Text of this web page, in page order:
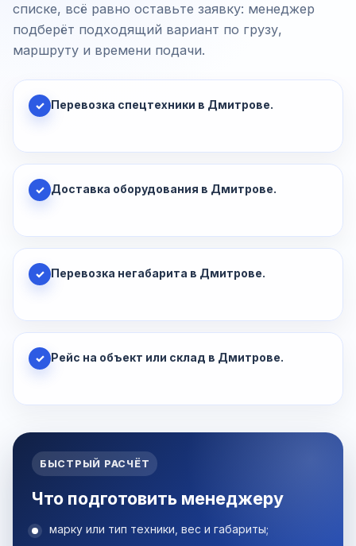
списке, всё равно оставьте заявку: менеджер
подберёт подходящий вариант по грузу,
маршруту и времени подачи.
✓ Перевозка спецтехники в Дмитрове.
✓ Доставка оборудования в Дмитрове.
✓ Перевозка негабарита в Дмитрове.
✓ Рейс на объект или склад в Дмитрове.
БЫСТРЫЙ РАСЧЁТ
Что подготовить менеджеру
марку или тип техники, вес и габариты;